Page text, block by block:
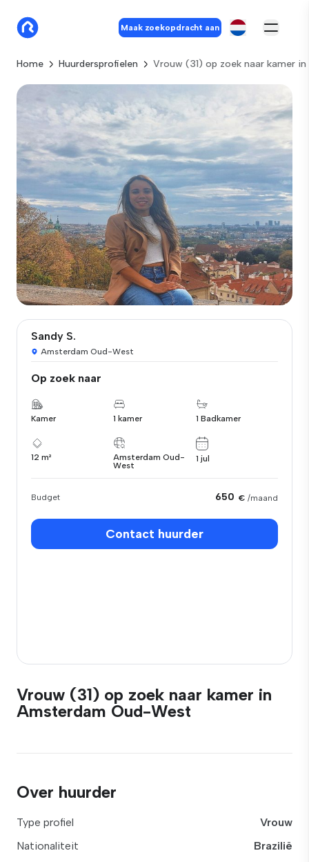
Maak zoekopdracht aan
Home Huurdersprofielen Vrouw (31) op zoek naar kamer
Sandy S.
Amsterdam Oud-West
Op zoek naar
Kamer 1 kamer 1 Badkamer
12 m²
Amsterdam Oud-
West
1 jul
Budget 650 € /maand
Contact huurder
Vrouw (31) op zoek naar kamer in
Amsterdam Oud-West
Over huurder
Type profiel
Vrouw
Nationaliteit
Brazilië